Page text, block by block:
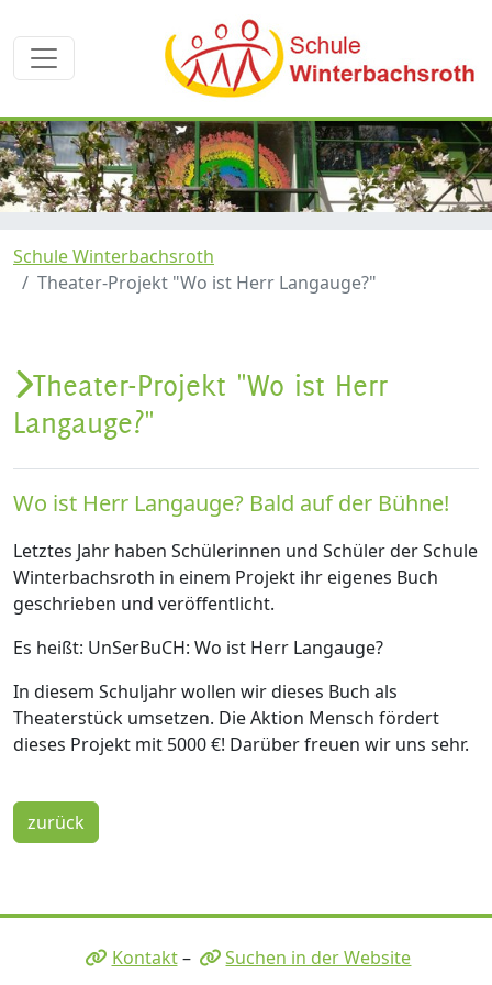
Schule Winterbachsroth
Theater-Projekt "Wo ist Herr Langauge?"
Theater-Projekt "Wo ist Herr
Langauge?"
Wo ist Herr Langauge? Bald auf der Bühne!
Letztes Jahr haben Schülerinnen und Schüler der Schule
Winterbachsroth in einem Projekt ihr eigenes Buch
geschrieben und veröffentlicht.
Es heißt: UnSerBuCH: Wo ist Herr Langauge?
In diesem Schuljahr wollen wir dieses Buch als
Theaterstück umsetzen. Die Aktion Mensch fördert
dieses Projekt mit 5000 €! Darüber freuen wir uns sehr.
zurück
Kontakt– Suchen in der Website